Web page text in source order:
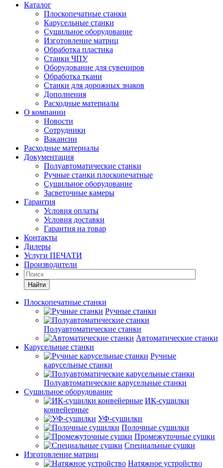
Каталог
Плоскопечатные станки
Карусельные станки
Сушильное оборудование
Изготовление матриц
Обработка пластика
Станки ЧПУ
Оборудование для сувениров
Обработка ткани
Станки для дорожных знаков
Дополнения
Расходные материалы
О компании
Новости
Сотрудники
Вакансии
Расходные материалы
Документация
Полуавтоматические станки
Ручные станки плоскопечатные
Сушильное оборудование
Засветочные камеры
Гарантия
Условия оплаты
Условия доставки
Гарантия на товар
Контакты
Дилеры
Услуги ПЕЧАТИ
Производители
Найти
Плоскопечатные станки
Ручные станки
Полуавтоматические станки
Автоматические станки
Карусельные станки
Ручные
карусельные станки
Полуавтоматические карусельные станки
Сушильное оборудование
ИК-сушилки
конвейерные
УФ-сушилки
Полочные сушилки
Промежуточные сушки
Специальные сушки
Изготовление матриц
Натяжное устройство